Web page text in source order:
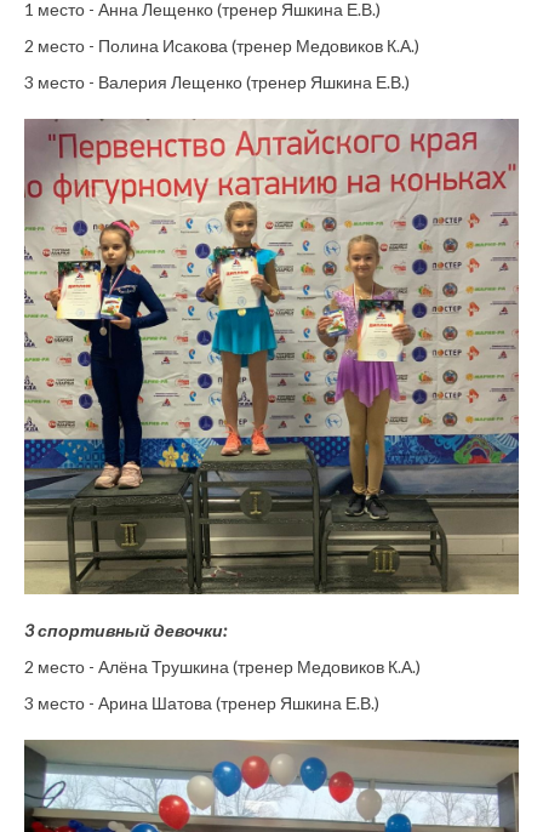
1 место - Анна Лещенко (тренер Яшкина Е.В.)
2 место - Полина Исакова (тренер Медовиков К.А.)
3 место - Валерия Лещенко (тренер Яшкина Е.В.)
3 спортивный девочки:
2 место - Алёна Трушкина (тренер Медовиков К.А.)
3 место - Арина Шатова (тренер Яшкина Е.В.)